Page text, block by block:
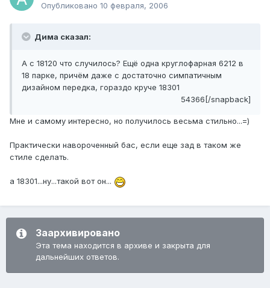
Опубликовано 10 февраля, 2006
Дима сказал:
А с 18120 что случилось? Ещё одна круглофарная 6212 в
18 парке, причём даже с достаточно симпатичным
дизайном передка, гораздо круче 18301
54366[/snapback]
Мне и самому интересно, но получилось весьма стильно...=)
Практически навороченный бас, если еще зад в таком же
стиле сделать.
а 18301...ну...такой вот он...
Заархивировано
Эта тема находится в архиве и закрыта для
дальнейших ответов.